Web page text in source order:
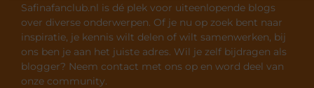
Safinafanclub.nl is dé plek voor uiteenlopende blogs
over diverse onderwerpen. Of je nu op zoek bent naar
inspiratie, je kennis wilt delen of wilt samenwerken, bij
ons ben je aan het juiste adres. Wil je zelf bijdragen als
blogger? Neem contact met ons op en word deel van
onze community.